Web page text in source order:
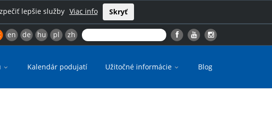
lepšie služby Viac info Skryť
en de hu pl zh
Kalendár podujatí Užitočné informácie Blog